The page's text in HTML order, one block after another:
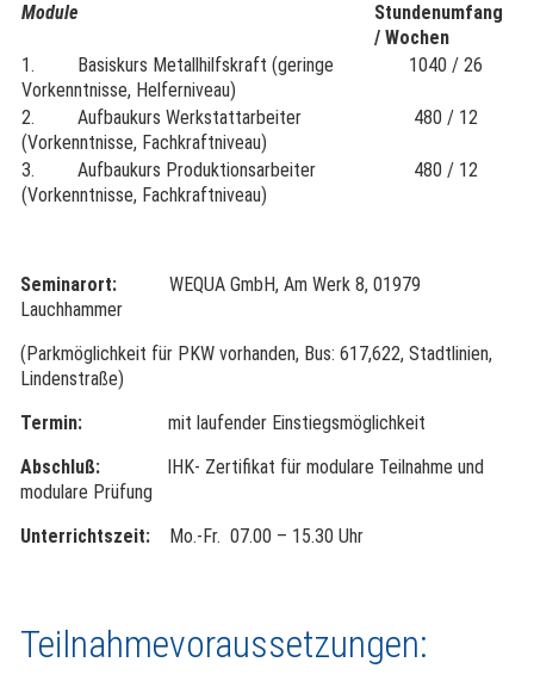
Module
Stundenumfang
/ Wochen
1. Basiskurs Metallhilfskraft (geringe
Vorkenntnisse, Helferniveau)
1040 / 26
2. Aufbaukurs Werkstattarbeiter
(Vorkenntnisse, Fachkraftniveau)
480 / 12
3. Aufbaukurs Produktionsarbeiter
(Vorkenntnisse, Fachkraftniveau)
480 / 12
Seminarort:WEQUA GmbH, Am Werk 8, 01979
Lauchhammer
(Parkmöglichkeit für PKW vorhanden, Bus: 617,622, Stadtlinien,
Lindenstraße)
Termin:mit laufender Einstiegsmöglichkeit
Abschluß:IHK- Zertifikat für modulare Teilnahme und
modulare Prüfung
Unterrichtszeit:Mo.-Fr. 07.00 – 15.30 Uhr
Teilnahmevoraussetzungen: